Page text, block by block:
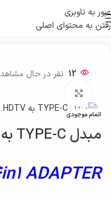
عبور به ناوبری
رفتن به محتوای اصلی
خانه/ لوازم جانبی کامپیوتر
12 نفر در حال
اتمام موجودی
مبدل TYPE-C به 4in1 HDTV
ADAPTER